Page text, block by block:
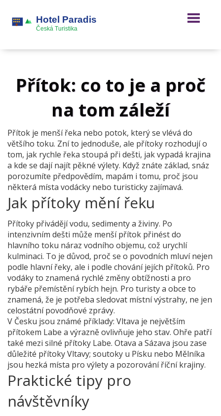
Přítok: co to je a proč
na tom záleží
Přítok je menší řeka nebo potok, který se vlévá do
většího toku. Zní to jednoduše, ale přítoky rozhodují o
tom, jak rychle řeka stoupá při dešti, jak vypadá krajina
a kde se dají najít pěkné výlety. Když znáte základ, snáz
porozumíte předpovědím, mapám i tomu, proč jsou
některá místa vodácky nebo turisticky zajímavá.
Jak přítoky mění řeku
Přítoky přivádějí vodu, sedimenty a živiny. Po
intenzivním dešti může menší přítok přinést do
hlavního toku náraz vodního objemu, což urychlí
kulminaci. To je důvod, proč se o povodních mluví nejen
podle hlavní řeky, ale i podle chování jejích přítoků. Pro
vodáky to znamená rychlé změny obtížnosti a pro
rybáře přemístění rybích hejn. Pro turisty a obce to
znamená, že je potřeba sledovat místní výstrahy, ne jen
celostátní povodňové zprávy.
V Česku jsou známé příklady: Vltava je největším
přítokem Labe a výrazně ovlivňuje jeho stav. Ohře patří
také mezi silné přítoky Labe. Otava a Sázava jsou zase
důležité přítoky Vltavy; soutoky u Písku nebo Mělníka
jsou hezká místa pro výlety a pozorování říční krajiny.
Praktické tipy pro
návštěvníky